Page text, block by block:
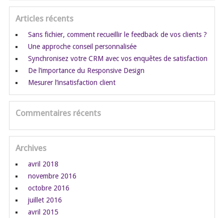
Articles récents
Sans fichier, comment recueillir le feedback de vos clients ?
Une approche conseil personnalisée
Synchronisez votre CRM avec vos enquêtes de satisfaction
De l’importance du Responsive Design
Mesurer l’insatisfaction client
Commentaires récents
Archives
avril 2018
novembre 2016
octobre 2016
juillet 2016
avril 2015